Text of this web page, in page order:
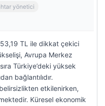
yönetici
TL ile dikkat çekici
Avrupa Merkez
sıra Türkiye’deki yüksek
bağlantılıdır.
belirsizlikten etkilenirken,
Küresel ekonomik